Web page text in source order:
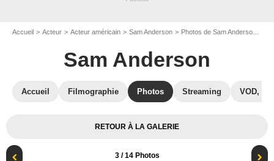
Accueil Acteur Acteur américain Sam Anderson Photos de Sam Anderson
Sam Anderson
Accueil Filmographie Photos Streaming VOD,
RETOUR À LA GALERIE
3/ 14 Photos